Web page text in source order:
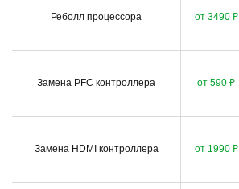
Реболл процессора от 3490 ₽
Замена PFC контроллера от 590 ₽
Замена HDMI контроллера от 1990 ₽